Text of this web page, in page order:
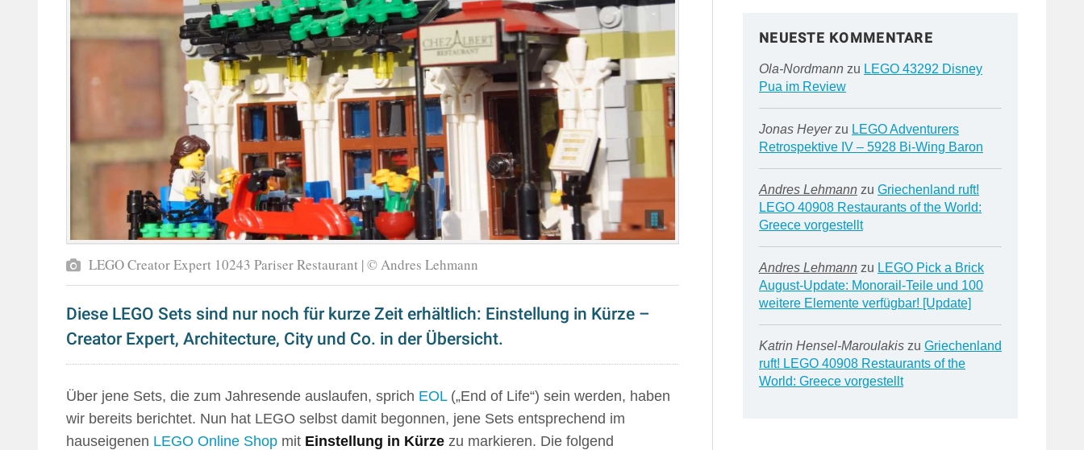
LEGO Creator Expert 10243 Pariser Restaurant | © Andres Lehmann
Diese LEGO Sets sind nur noch für kurze Zeit erhältlich: Einstellung in Kürze –
Creator Expert, Architecture, City und Co. in der Übersicht.
Über jene Sets, die zum Jahresende auslaufen, sprich EOL(„End of Life“) sein werden, haben
wir bereits berichtet. Nun hat LEGO selbst damit begonnen, jene Sets entsprechend im
hauseigenen LEGO Online Shop mit Einstellung in Kürze zu markieren. Die folgend
NEUESTE KOMMENTARE
Ola-Nordmannzu LEGO 43292 Disney
Pua im Review
Jonas Heyerzu LEGO Adventurers
Retrospektive IV – 5928 Bi-Wing Baron
Andres Lehmannzu Griechenland ruft!
LEGO 40908 Restaurants of the World:
Greece vorgestellt
Andres Lehmannzu LEGO Pick a Brick
August-Update: Monorail-Teile und 100
weitere Elemente verfügbar! [Update]
Katrin Hensel-Maroulakiszu Griechenland
ruft! LEGO 40908 Restaurants of the
World: Greece vorgestellt